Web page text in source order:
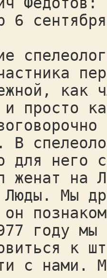
6
как
просто
В
для него
женат на
Люды. Мы
году мы
к
с нами.